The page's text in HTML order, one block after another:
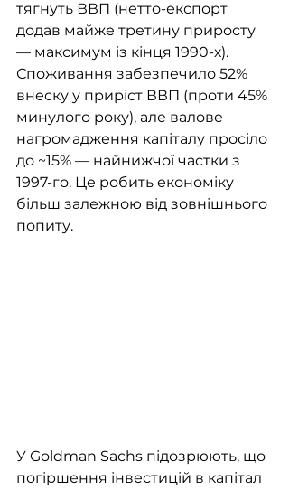
тягнуть ВВП (нетто-експорт
додав майже третину приросту
— максимум із кінця 1990-х).
Споживання забезпечило 52%
внеску у приріст ВВП (проти 45%
минулого року), але валове
нагромадження капіталу просіло
до ~15% — найнижчої частки з
1997-го. Це робить економіку
більш залежною від зовнішнього
попиту.
У Goldman Sachs підозрюють, що
погіршення інвестицій в капітал